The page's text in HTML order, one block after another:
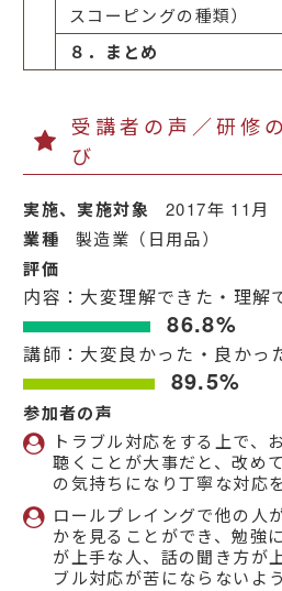
スコーピングの種類）
８．まとめ
受講者の声／研修
び
実施、実施対象 2017年
業種 製造業（日用品）
評価
内容：大変理解できた・理解
86.8%
講師：大変良かった・良かっ
89.5%
参加者の声
トラブル対応をする上で、
聴くことが大事だと、改め
の気持ちになり丁寧な対応
ロールプレイングで他の人
かを見ることができ、勉強
が上手な人、話の聞き方が
ブル対応が苦にならないよ